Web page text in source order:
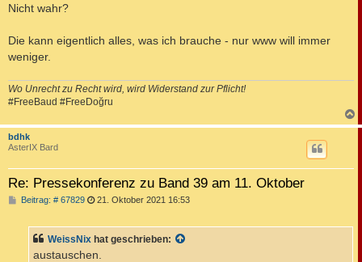
a
g
Nicht wahr?
Die kann eigentlich alles, was ich brauche - nur www will immer
weniger.
Wo Unrecht zu Recht wird, wird Widerstand zur Pflicht!
#FreeBaud #FreeDoğru
a
bdhk
AsterIX Bard
Re: Pressekonferenz zu Band 39 am 11. Oktober
Beitrag: # 67829B
r
a
21. Oktober 2021 16:53
WeissNix hat geschrieben:
austauschen.